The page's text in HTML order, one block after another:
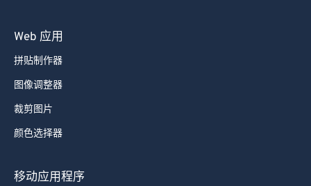
Web 应用
拼贴制作器
图像调整器
裁剪图片
颜色选择器
移动应用程序